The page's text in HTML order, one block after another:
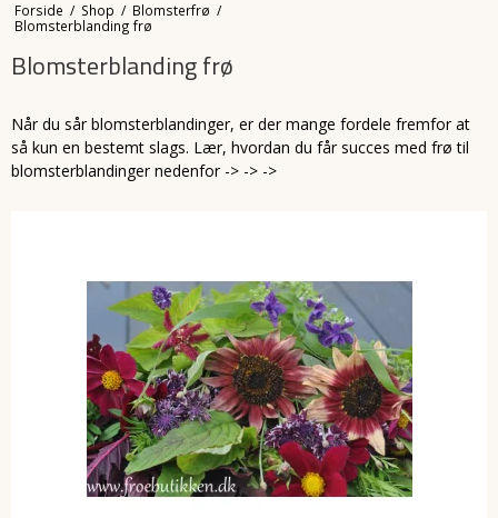
Forside / Shop / Blomsterfrø /
Blomsterblanding frø
Blomsterblanding frø
Når du sår blomsterblandinger, er der mange fordele fremfor at
så kun en bestemt slags. Lær, hvordan du får succes med frø til
blomsterblandinger nedenfor -> -> ->